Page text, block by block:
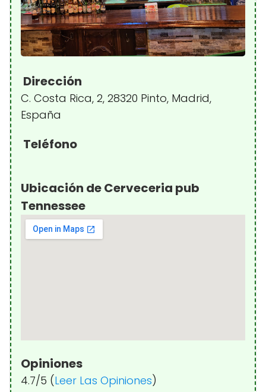
Dirección
C. Costa Rica, 2, 28320 Pinto, Madrid,
España
Teléfono
Ubicación de Cerveceria pub
Tennessee
Opiniones
4.7/5 (Leer Las Opiniones)